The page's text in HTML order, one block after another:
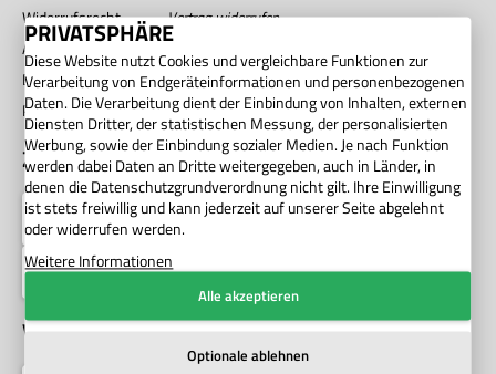
Widerrufsrecht
Vertrag widerrufen
AGB
Impressum
Barrierefreiheit
Unternehmen
Privatsphäre
Zahlung
Versand
PRIVATSPHÄRE
Diese Website nutzt Cookies und vergleichbare Funktionen zur
Verarbeitung von Endgeräteinformationen und personenbezogenen
Daten. Die Verarbeitung dient der Einbindung von Inhalten, externen
Diensten Dritter, der statistischen Messung, der personalisierten
Werbung, sowie der Einbindung sozialer Medien. Je nach Funktion
werden dabei Daten an Dritte weitergegeben, auch in Länder, in
denen die Datenschutzgrundverordnung nicht gilt. Ihre Einwilligung
ist stets freiwillig und kann jederzeit auf unserer Seite abgelehnt
oder widerrufen werden.
Weitere Informationen
Optionale ablehnen
Alle akzeptieren